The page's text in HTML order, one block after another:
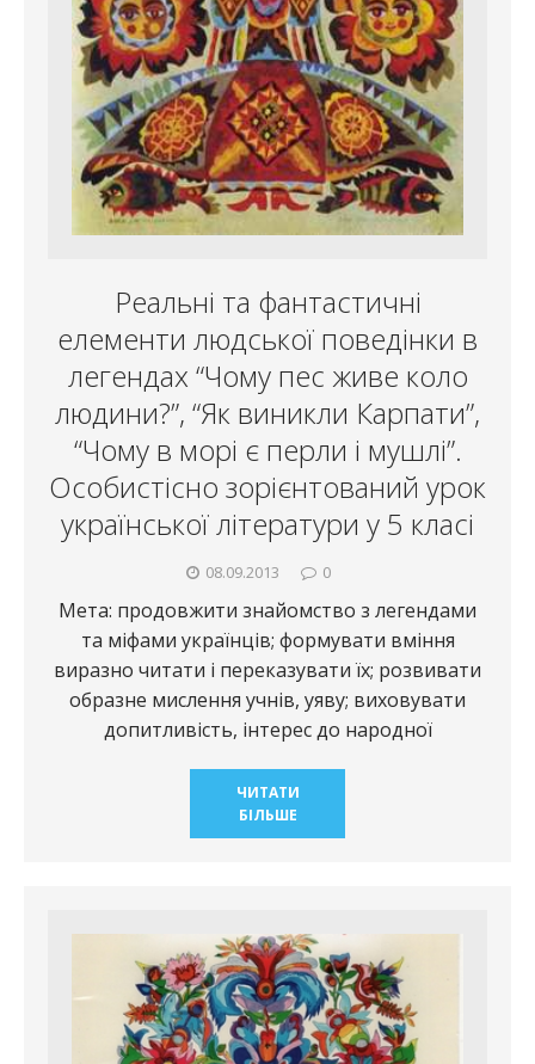
Реальні та фантастичні
елементи людської поведінки в
легендах “Чому пес живе коло
людини?”, “Як виникли Карпати”,
“Чому в морі є перли і мушлі”.
Особистісно зорієнтований урок
української літератури у 5 класі
08.09.2013 0
Мета: продовжити знайомство з легендами
та міфами українців; формувати вміння
виразно читати і переказувати їх; розвивати
образне мислення учнів, уяву; виховувати
допитливість, інтерес до народної
ЧИТАТИ
БІЛЬШЕ